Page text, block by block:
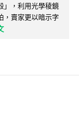
」，利用光學稜鏡
，賣家更以暗示字